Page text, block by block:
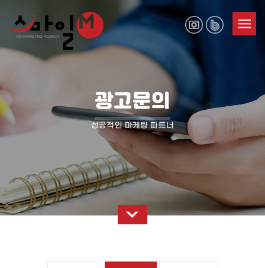
광고문의
성공적인 마케팅 파트너